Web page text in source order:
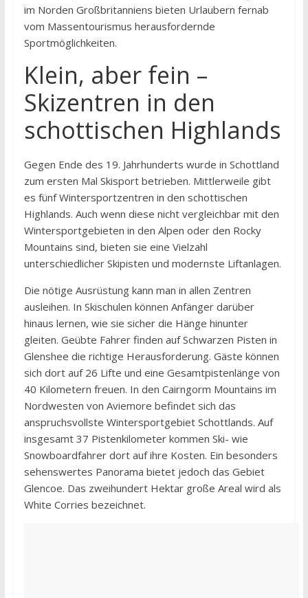
im Norden Großbritanniens bieten Urlaubern fernab
vom Massentourismus herausfordernde
Sportmöglichkeiten.
Klein, aber fein –
Skizentren in den
schottischen Highlands
Gegen Ende des 19. Jahrhunderts wurde in Schottland
zum ersten Mal Skisport betrieben. Mittlerweile gibt
es fünf Wintersportzentren in den schottischen
Highlands. Auch wenn diese nicht vergleichbar mit den
Wintersportgebieten in den Alpen oder den Rocky
Mountains sind, bieten sie eine Vielzahl
unterschiedlicher Skipisten und modernste Liftanlagen.
Die nötige Ausrüstung kann man in allen Zentren
ausleihen. In Skischulen können Anfänger darüber
hinaus lernen, wie sie sicher die Hänge hinunter
gleiten. Geübte Fahrer finden auf Schwarzen Pisten in
Glenshee die richtige Herausforderung. Gäste können
sich dort auf 26 Lifte und eine Gesamtpistenlänge von
40 Kilometern freuen. In den Cairngorm Mountains im
Nordwesten von Aviemore befindet sich das
anspruchsvollste Wintersportgebiet Schottlands. Auf
insgesamt 37 Pistenkilometer kommen Ski- wie
Snowboardfahrer dort auf ihre Kosten. Ein besonders
sehenswertes Panorama bietet jedoch das Gebiet
Glencoe. Das zweihundert Hektar große Areal wird als
White Corries bezeichnet.